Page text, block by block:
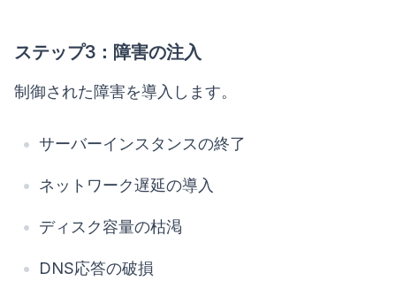
ステップ3：障害の注入
制御された障害を導入します。
サーバーインスタンスの終了
ネットワーク遅延の導入
ディスク容量の枯渇
DNS応答の破損